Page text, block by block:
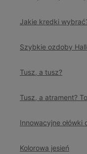
Jakie kredki
Szybkie ozdoby
Tusz, a tusz?
Tusz, a atrament?
Innowacyjne ołówki
Kolorowa jesień